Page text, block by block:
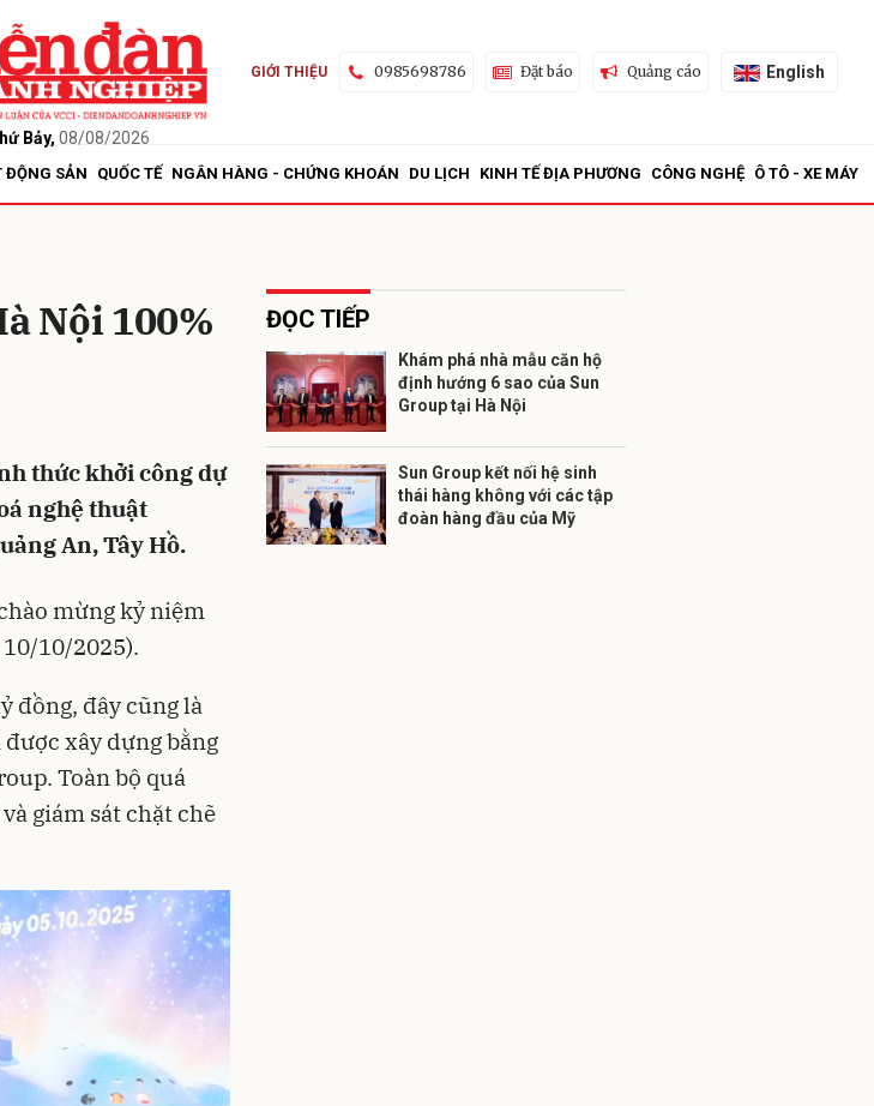
Bảy, 08/08/2026
GIỚI THIỆU 0985698786 Đặt báo Quảng cáo English
ĐỘNG SẢN QUỐC TẾ NGÂN HÀNG - CHỨNG KHOÁN DU LỊCH KINH TẾ ĐỊA PHƯƠNG CÔNG NGHỆ Ô TÔ - XE MÁY
Nội 100%
thức khởi công dự
nghệ thuật
An, Tây Hồ.
mừng kỷ niệm
10/2025).
đồng, đây cũng là
xây dựng bằng
Toàn bộ quá
giám sát chặt chẽ
ĐỌC TIẾP
Khám phá nhà mẫu căn hộ
định hướng 6 sao của Sun
Group tại Hà Nội
Sun Group kết nối hệ sinh
thái hàng không với các tập
đoàn hàng đầu của Mỹ
Gửi